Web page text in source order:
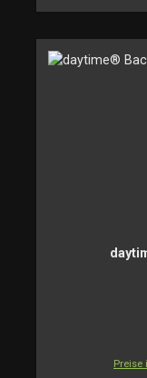
Preise